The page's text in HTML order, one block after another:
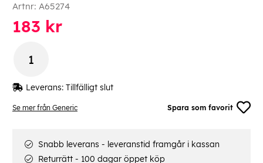
Se mer från Generic Spara som favorit
Artnr: A65274
183 kr
Leverans: Tillfälligt slut
Snabb leverans - leveranstid framgår i kassan
Returrätt - 100 dagar öppet köp